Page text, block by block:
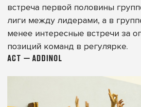
встреча первой половины
лиги между лидерами, а в
менее интересные встречи за
позиций команд в регулярке.
АСТ — ADDINOL